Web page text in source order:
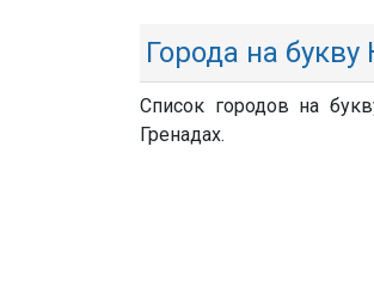
Города на букву
Список городов на
Гренадах.